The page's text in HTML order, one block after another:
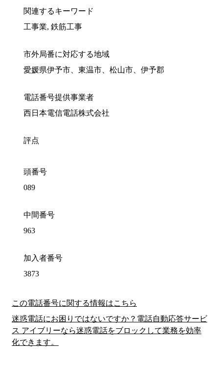
関連するキーワード
工事業, 鉄筋工事
市外局番に対応する地域
愛媛県伊予市、東温市、松山市、伊予郡
電話番号提供事業者
西日本電信電話株式会社
評点
頭番号
089
中間番号
963
加入者番号
3873
この電話番号に関する情報はこちら
迷惑電話にお困りではないですか？電話自動応答サービ
ス アイブリーなら迷惑電話をブロックして業務を効率
化できます。